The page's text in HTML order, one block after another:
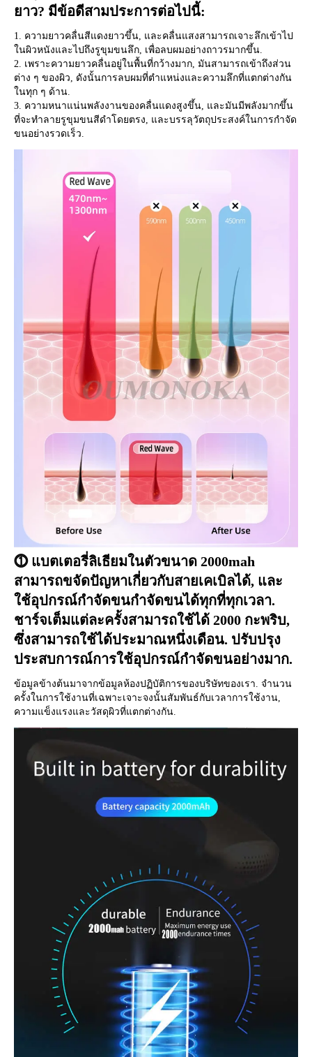
ยาว? มีข้อดีสามประการต่อไปนี้:
1. ความยาวคลื่นสีแดงยาวขึ้น, และคลื่นแสงสามารถเจาะลึกเข้าไป
ในผิวหนังและไปถึงรูขุมขนลึก, เพื่อลบผมอย่างถาวรมากขึ้น.
2. เพราะความยาวคลื่นอยู่ในพื้นที่กว้างมาก, มันสามารถเข้าถึงส่วน
ต่าง ๆ ของผิว, ดังนั้นการลบผมที่ตำแหน่งและความลึกที่แตกต่างกัน
ในทุก ๆ ด้าน.
3. ความหนาแน่นพลังงานของคลื่นแดงสูงขึ้น, และมันมีพลังมากขึ้น
ที่จะทำลายรูขุมขนสีดำโดยตรง, และบรรลุวัตถุประสงค์ในการกำจัด
ขนอย่างรวดเร็ว.
⓵ แบตเตอรี่ลิเธียมในตัวขนาด 2000mah
สามารถขจัดปัญหาเกี่ยวกับสายเคเบิลได้, และ
ใช้อุปกรณ์กำจัดขนกำจัดขนได้ทุกที่ทุกเวลา.
ชาร์จเต็มแต่ละครั้งสามารถใช้ได้ 2000 กะพริบ,
ซึ่งสามารถใช้ได้ประมาณหนึ่งเดือน. ปรับปรุง
ประสบการณ์การใช้อุปกรณ์กำจัดขนอย่างมาก.
ข้อมูลข้างต้นมาจากข้อมูลห้องปฏิบัติการของบริษัทของเรา. จำนวน
ครั้งในการใช้งานที่เฉพาะเจาะจงนั้นสัมพันธ์กับเวลาการใช้งาน,
ความแข็งแรงและวัสดุผิวที่แตกต่างกัน.